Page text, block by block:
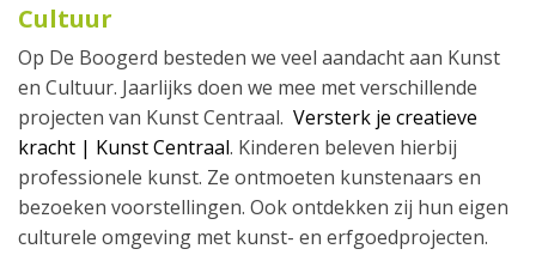
Cultuur
Op De Boogerd besteden we veel aandacht aan Kunst
en Cultuur. Jaarlijks doen we mee met verschillende
projecten van Kunst Centraal. Versterk je creatieve
kracht | Kunst Centraal. Kinderen beleven hierbij
professionele kunst. Ze ontmoeten kunstenaars en
bezoeken voorstellingen. Ook ontdekken zij hun eigen
culturele omgeving met kunst- en erfgoedprojecten.